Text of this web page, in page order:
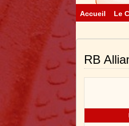
Accueil Le
RB